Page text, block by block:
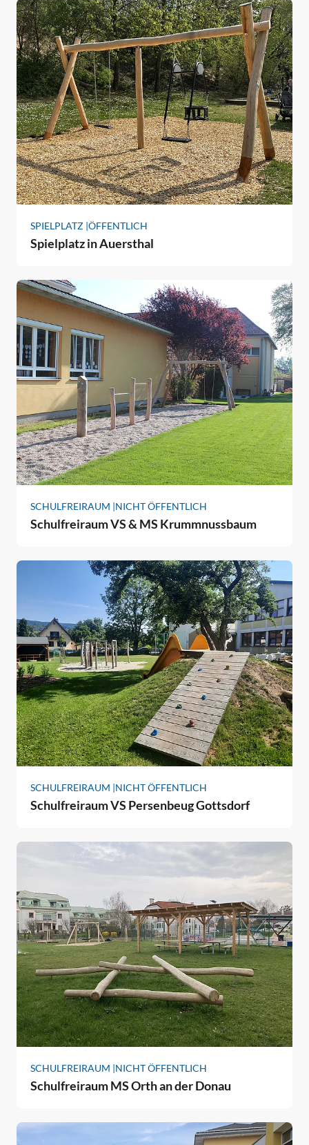
SPIELPLATZ |ÖFFENTLICH
Spielplatz in Auersthal
SCHULFREIRAUM |NICHT ÖFFENTLICH
Schulfreiraum VS & MS Krummnussbaum
SCHULFREIRAUM |NICHT ÖFFENTLICH
Schulfreiraum VS Persenbeug Gottsdorf
SCHULFREIRAUM |NICHT ÖFFENTLICH
Schulfreiraum MS Orth an der Donau